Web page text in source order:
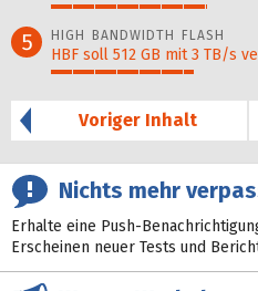
36%
5 HIGH BANDWIDTH FLASH
HBF soll 512 GB mit 3 TB/s
33%
Voriger Inhalt
Nichts mehr
Erhalte eine Push-
Erscheinen neuer Tests und